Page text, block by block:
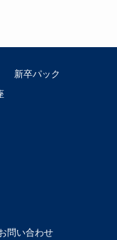
新卒パック
問い合わせ